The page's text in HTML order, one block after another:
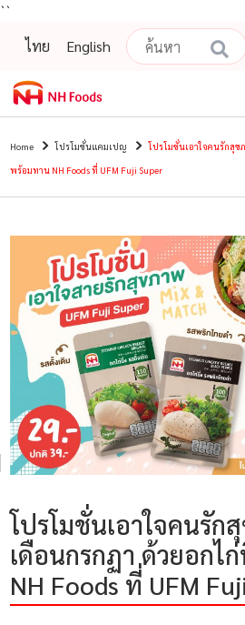
``
ไทย
English
Home โปรโมชั่นแคมเปญ
โปรโมชั่นเอาใจคนรักสุ
พร้อมทาน NH Foods ที่ UFM Fuji Super
โปรโมชั่นเอาใจคนรั
เดือนกรกฏา ด้วยอกไ
NH Foods ที่ UFM